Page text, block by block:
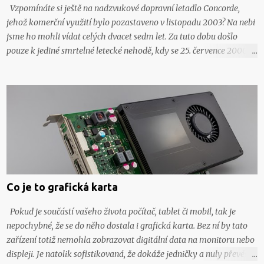
Vzpomínáte si ještě na nadzvukové dopravní letadlo Concorde,
jehož komerční využití bylo pozastaveno v listopadu 2003? Na nebi
jsme ho mohli vídat celých dvacet sedm let. Za tuto dobu došlo
pouze k jediné smrtelné letecké nehodě, kdy se 25. července 2000
nové, a ta letadlo XB-1, které také směřuje k překonání rychlosti
zvuku. Aktuálně překročilo svůj rychlostní rekord. Co o tomto
letadle všechno nevíte? Éra nadzvukového létání Za rohem možná
číhá nová, ekologičtější doba nadzvukové letecké dopravy. Její
průkopník, letoun Concorde byl v komerčním provozu v letech 1976
až 2003. Bohužel nadzvukové cestování bylo stále dražší a o lety
tímto letadlem zájem postupně klesal. Konec jeho éry udělala pak
smrtelná letecká nehoda v roce 2000. Let Concordu byl hodně
náročný na spalování fosilních paliv, což v dnešní době...
Co je to grafická karta
Pokud je součástí vašeho života počítač, tablet či mobil, tak je
nepochybné, že se do něho dostala i grafická karta. Bez ní by tato
zařízení totiž nemohla zobrazovat digitální data na monitoru nebo
displeji. Je natolik sofistikovaná, že dokáže jedničky a nuly převést